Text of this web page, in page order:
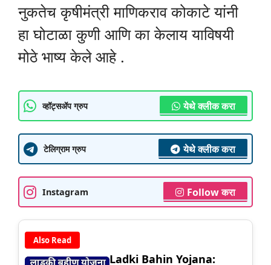
नुकतेच कृषीमंत्री माणिकराव कोकाटे यांनी
हा घोटाळा कुणी आणि का केलाय याविषयी
मोठे भाष्य केले आहे .
व्हॉट्सॲप ग्रुप येथे क्लीक करा
टेलिग्राम ग्रुप येथे क्लीक करा
Instagram Follow करा
Also Read
Ladki Bahin Yojana: